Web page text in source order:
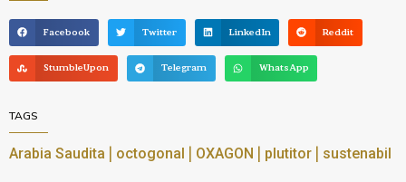
Facebook Twitter LinkedIn Reddit
StumbleUpon Telegram WhatsApp
TAGS
Arabia Saudita | octogonal | OXAGON | plutitor | sustenabil